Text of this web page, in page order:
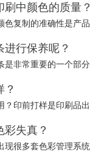
中颜色的质量？
行保养呢？
？
彩失真？